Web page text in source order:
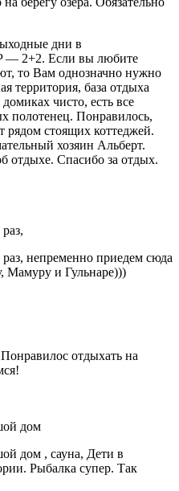
дни в
— 2+2. Если вы любите
то Вам однозначно нужно
территория, база отдыха
чисто, есть все
полотенец. Понравилось,
рядом стоящих коттеджей.
хозяин Альберт.
отдыхе. Спасибо за отдых.
непременно приедем сюда
Мамуру и Гульнаре)))
отдыхать на
дом
дом , сауна, Дети в
Рыбалка супер. Так